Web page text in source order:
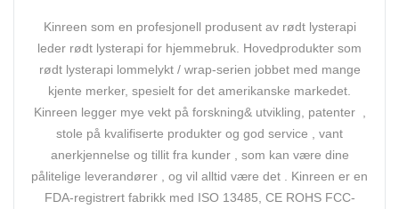
Kinreen som en profesjonell produsent av rødt lysterapi
leder rødt lysterapi for hjemmebruk. Hovedprodukter som
rødt lysterapi lommelykt / wrap-serien jobbet med mange
kjente merker, spesielt for det amerikanske markedet.
Kinreen legger mye vekt på forskning& utvikling, patenter ,
stole på kvalifiserte produkter og god service , vant
anerkjennelse og tillit fra kunder , som kan være dine
pålitelige leverandører , og vil alltid være det . Kinreen er en
FDA-registrert fabrikk med ISO 13485, CE ROHS FCC-